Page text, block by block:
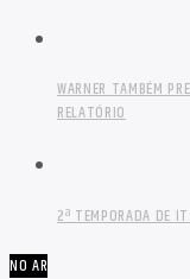
WARNER TAMBÉM
RELATÓRIO
2ª TEMPORADA DE
NO AR